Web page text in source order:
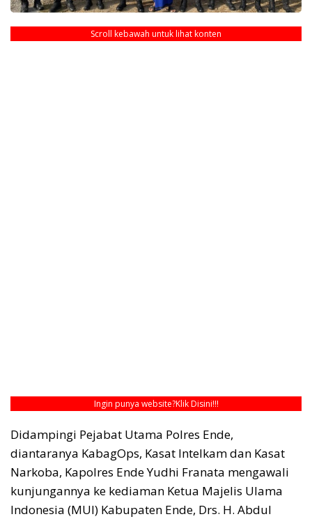
Scroll kebawah untuk lihat konten
Ingin punya website?Klik Disini!!!
​Didampingi Pejabat Utama Polres Ende,
diantaranya KabagOps, Kasat Intelkam dan Kasat
Narkoba, Kapolres Ende Yudhi Franata mengawali
kunjungannya ke kediaman Ketua Majelis Ulama
Indonesia (MUI) Kabupaten Ende, Drs. H. Abdul